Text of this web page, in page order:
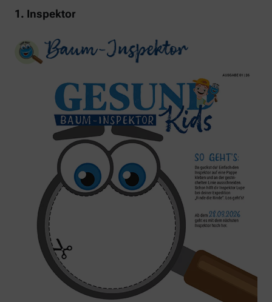
1. Inspektor